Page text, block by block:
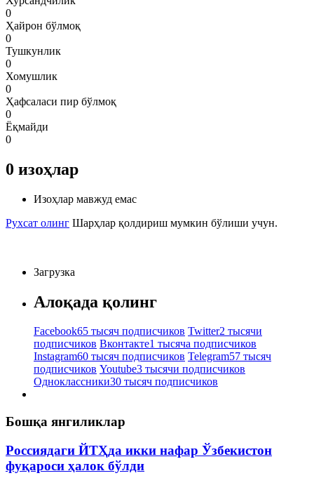
0
Ҳайрон бўлмоқ
0
Тушкунлик
0
Хомушлик
0
Ҳафсаласи пир бўлмоқ
0
Ёқмайди
0
0 изоҳлар
Изоҳлар мавжуд емас
Рухсат олинг Шарҳлар қолдириш мумкин бўлиши учун.
Загрузка
Алоқада қолинг
Facebook65 тысяч подписчиков Twitter2 тысячи
подписчиков Вконтакте1 тысяча подписчиков
Instagram60 тысяч подписчиков Telegram57 тысяч
подписчиков Youtube3 тысячи подписчиков
Одноклассники30 тысяч подписчиков
Бошқа янгиликлар
Россиядаги ЙТҲда икки нафар Ўзбекистон
фуқароси ҳалок бўлди